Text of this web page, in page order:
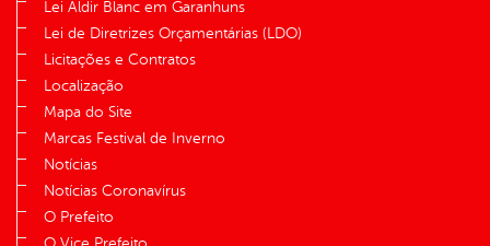
Lei Aldir Blanc em Garanhuns
Lei de Diretrizes Orçamentárias (LDO)
Licitações e Contratos
Localização
Mapa do Site
Marcas Festival de Inverno
Notícias
Notícias Coronavírus
O Prefeito